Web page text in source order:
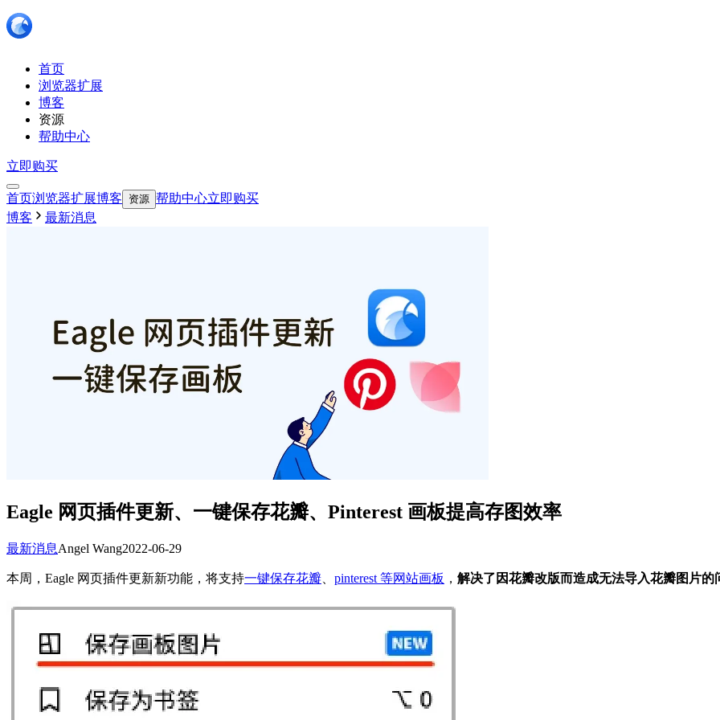
首页
浏览器扩展
博客
资源
帮助中心
立即购买
首页浏览器扩展博客 资源 帮助中心立即购买
博客
最新消息
Eagle 网页插件更新、一键保存花瓣、Pinterest 画板提高存图效率
最新消息Angel Wang2022-06-29
本周，Eagle 网页插件更新新功能，将支持一键保存花瓣 pinterest 等网站画板 ， 解决了因花瓣改版而造成无法导入花瓣图片的